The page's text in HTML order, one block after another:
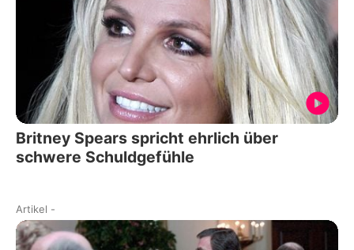
Britney Spears spricht ehrlich über
schwere Schuldgefühle
Artikel -